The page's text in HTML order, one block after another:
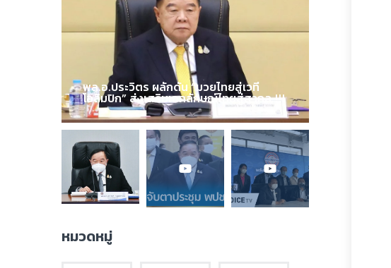
พล.อ.ประวิตร ผลักดัน “มวยไทยสู่เวที
โอลิมปิก” ส่งเสริมเอกลักษณ์ไทยสู่สากล !!!
หมวดหมู่